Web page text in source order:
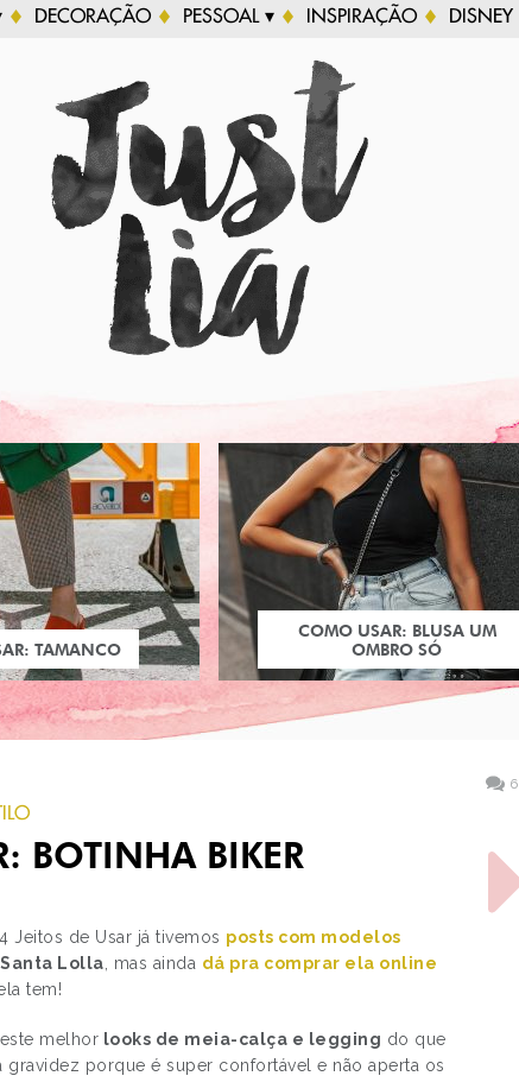
DECORAÇÃO PESSOAL ▾ INSPIRAÇÃO DISNEY
TAMANCO
COMO USAR: BLUSA UM
OMBRO SÓ
6
BOTINHA BIKER
Jeitos de Usar já tivemos posts com modelos
Santa Lolla , mas ainda dá pra comprar ela online
tem!
melhor looks de meia-calça e legging do que
porque é super confortável e não aperta os
MULHER-MARAVILHA E
LIGA DA…